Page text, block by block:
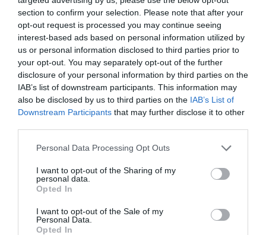
section to confirm your selection. Please note that after your
opt-out request is processed you may continue seeing
interest-based ads based on personal information utilized by
us or personal information disclosed to third parties prior to
your opt-out. You may separately opt-out of the further
disclosure of your personal information by third parties on the
IAB’s list of downstream participants. This information may
also be disclosed by us to third parties on the IAB’s List of
Downstream Participants that may further disclose it to other
Please note that this website/app uses one or more Google
not limited to your visit or usage behaviour. You may click to
grant or deny consent to Google and its third-party tags to
use your data for below specified purposes in below Google
consent section.
Personal Data Processing Opt Outs
I want to opt-out of the Sharing of my
personal data.
Opted In
I want to opt-out of the Sale of my
Personal Data.
Opted In
Címkék: alomeskuvo,Nagy Melanie,második
esküvő
Korábbi bejegyzések Következő bejegyzés
HASONLÓ BEJEGYZÉSEK